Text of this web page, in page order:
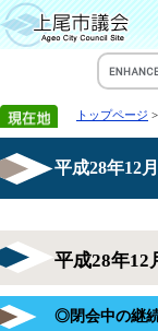
トップページ >
平成28年12
平成28年12
◎閉会中の継